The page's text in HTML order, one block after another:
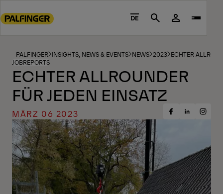
to
footer
content
DE Search
PALFINGER INSIGHTS, NEWS & EVENTS NEWS 2023 ECHTER
JOBREPORTS
ECHTER ALLROUNDER
FÜR JEDEN EINSATZ
MÄRZ 06 2023
ShareShareShare